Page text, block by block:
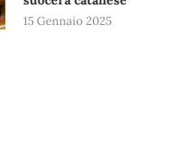
15 Gennaio 2025